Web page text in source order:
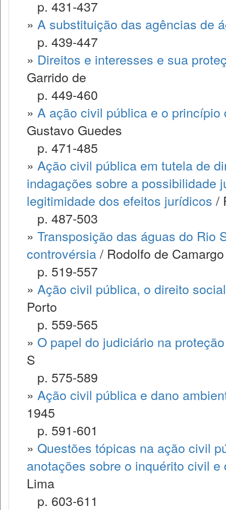
p. 431-437
» A substituição das agências de
p. 439-447
» Direitos e interesses e sua
Garrido de
p. 449-460
» A ação civil pública e o
Gustavo Guedes
p. 471-485
» Ação civil pública em tutela de
indagações sobre a possibilidade
legitimidade dos efeitos jurídicos /
p. 487-503
» Transposição das águas do Rio
controvérsia/ Rodolfo de
p. 519-557
» Ação civil pública, o direito
Porto
p. 559-565
» O papel do judiciário na
S
p. 575-589
» Ação civil pública e dano
1945
p. 591-601
» Questões tópicas na ação civil
anotações sobre o inquérito civil
Lima
p. 603-611